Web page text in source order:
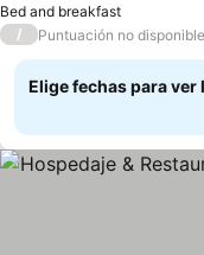
Bed and breakfast
/ Puntuación no disponible
Elige fechas para